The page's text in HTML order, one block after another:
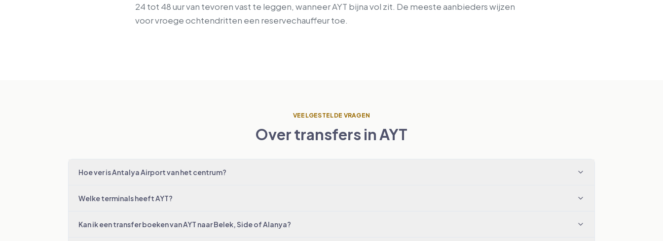
24 tot 48 uur van tevoren vast te leggen, wanneer AYT bijna vol zit. De meeste aanbieders wijzen
voor vroege ochtendritten een reservechauffeur toe.
VEELGESTELDE VRAGEN
Over transfers in AYT
Hoe ver is Antalya Airport van het centrum?
Welke terminals heeft AYT?
Kan ik een transfer boeken van AYT naar Belek, Side of Alanya?